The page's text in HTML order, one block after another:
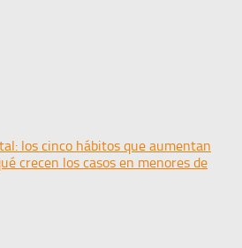
los cinco hábitos que aumentan
crecen los casos en menores de